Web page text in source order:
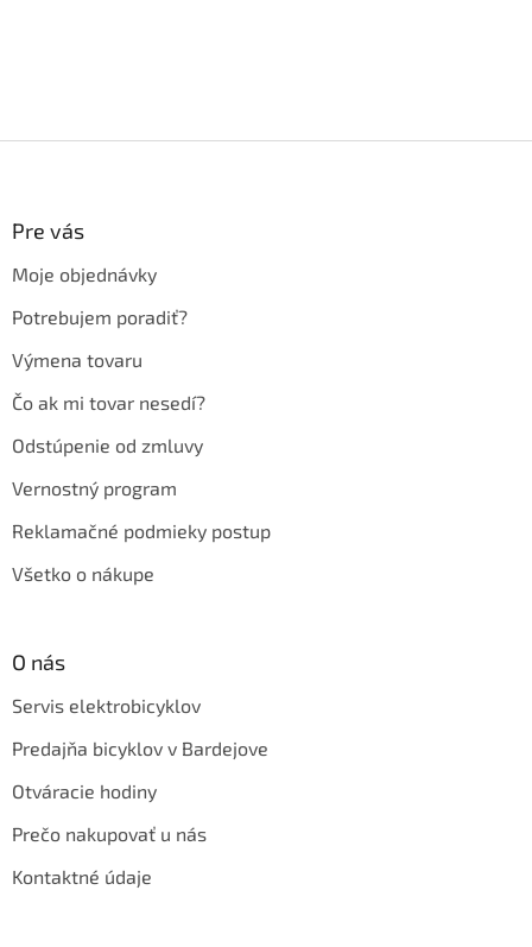
Pre vás
Moje objednávky
Potrebujem poradiť?
Výmena tovaru
Čo ak mi tovar nesedí?
Odstúpenie od zmluvy
Vernostný program
Reklamačné podmieky postup
Všetko o nákupe
O nás
Servis elektrobicyklov
Predajňa bicyklov v Bardejove
Otváracie hodiny
Prečo nakupovať u nás
Kontaktné údaje